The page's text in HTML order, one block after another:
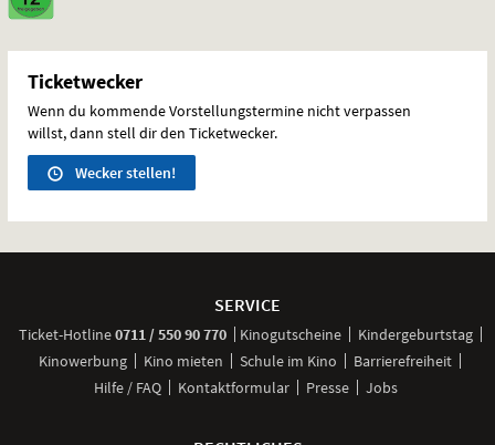
Ticketwecker
Wenn du kommende Vorstellungstermine nicht verpassen
willst, dann stell dir den Ticketwecker.
Wecker stellen!
SERVICE
Ticket-Hotline0711 / 550 90 770anrufen
Kinogutscheine
Kindergeburtstag
Kinowerbung
Kino mieten Schule im Kino
Barrierefreiheit
Hilfe / FAQ
Kontaktformular Presse Jobs